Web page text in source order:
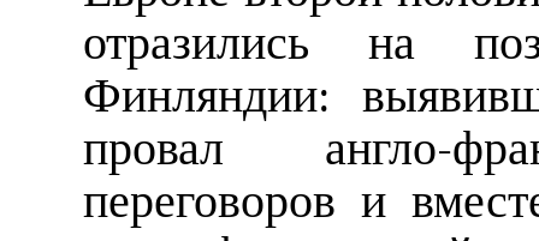
отразились на
Финляндии:
провал англо-
переговоров и